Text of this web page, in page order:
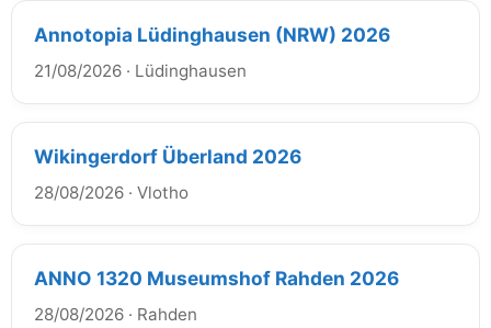
Annotopia Lüdinghausen (NRW) 2026
21/08/2026 · Lüdinghausen
Wikingerdorf Überland 2026
28/08/2026 · Vlotho
ANNO 1320 Museumshof Rahden 2026
28/08/2026 · Rahden